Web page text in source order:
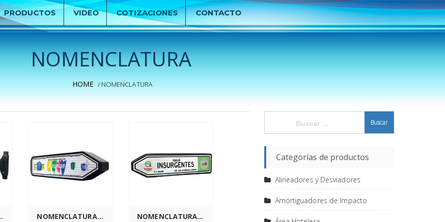
PRODUCTOS VIDEO COTIZACIONES CONTACTO
NOMENCLATURA
HOME / NOMENCLATURA
NM91 NOMENCLATURA DE LUJO / AGI-NMLJ-119 NOMENCLATURA URBAN / AGI-NM104
Categorías de productos
Alineadores y Desviadores
Amortiguadores de Impacto